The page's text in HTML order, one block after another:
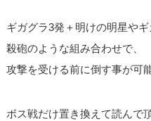
ギガグラ3発＋明けの明星や
殺砲のような組み合わせで、
攻撃を受ける前に倒す事が可
ボス戦だけ置き換えて読んで